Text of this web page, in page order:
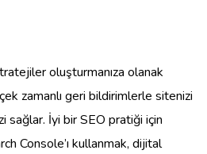
oluşturmanıza olanak
zamanlı geri bildirimlerle sitenizi
sağlar. İyi bir SEO pratiği için
Console’ı kullanmak, dijital